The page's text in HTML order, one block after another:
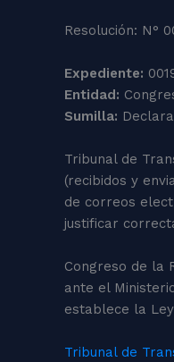
Resolución: N°
Expediente:
Entidad:
Sumilla:
Tribunal de
(recibidos y
de correos
justificar
Congreso de la
ante el
establece la
Tribunal de